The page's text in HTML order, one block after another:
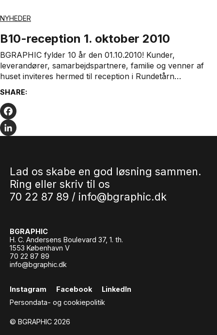
NYHEDER
B10-reception 1. oktober 2010
BGRAPHIC fylder 10 år den 01.10.2010! Kunder,
leverandører, samarbejdspartnere, familie og venner af
huset inviteres hermed til reception i Rundetårn…
SHARE:
Facebook
Lad os skabe en god løsning sammen.
Ring eller skriv til os
70 22 87 89 / info@bgraphic.dk
BGRAPHIC
H. C. Andersens Boulevard 37, 1. th.
1553 København V
70 22 87 89
info@bgraphic.dk
Instagram Facebook
LinkedIn
Persondata- og cookiepolitik
© BGRAPHIC 2026